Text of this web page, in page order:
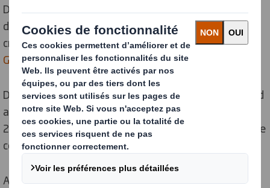
Durant ces deux dernières années, beaucoup
d’entreprises ont connu des forts challenges suite à la
crise sanitaire de la Covid-19. Pourtant, pourMorocco
Gold Extra Virgin Olive Oilc’est plutôt l’inverse.
Durant la période 2020/2021, l’entreprise Morocco Gold
a vu ses commandes quadruplées. Sur la période
2021/2022, la croissance reste constante avec 36% de
commandes passées par une clientèle régulière.
Au vu du succès, la décision de proposer le produit